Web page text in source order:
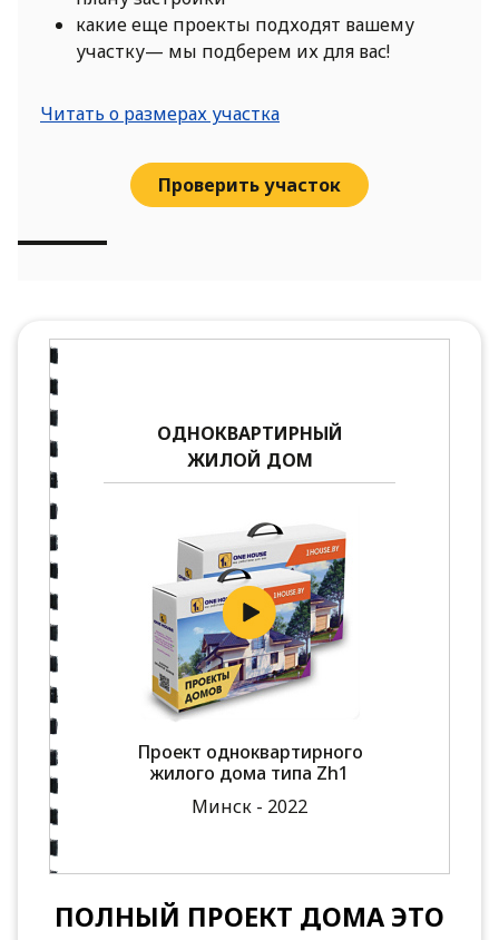
какие еще проекты подходят вашему
участку— мы подберем их для вас!
Читать о размерах участка
Проверить участок
ОДНОКВАРТИРНЫЙ
ЖИЛОЙ ДОМ
Проект одноквартирного
жилого дома типа Zh1
Минск - 2022
ПОЛНЫЙ ПРОЕКТ ДОМА ЭТО